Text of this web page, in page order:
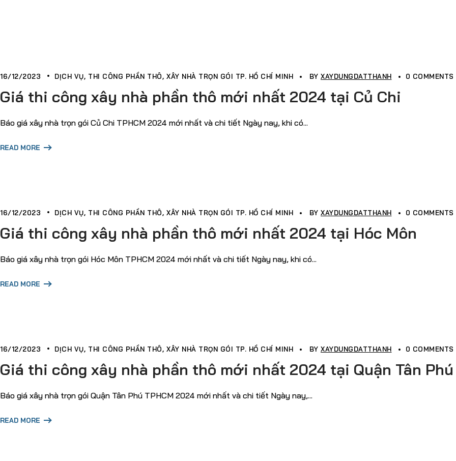
16/12/2023 DỊCH VỤ THI CÔNG PHẦN THÔ XÂY NHÀ TRỌN GÓI TP. HỒ CHÍ MINH BY XAYDUNGDATTHANH 0 COMMENTS
Giá thi công xây nhà phần thô mới nhất 2024 tại Củ Chi
Báo giá xây nhà trọn gói Củ Chi TPHCM 2024 mới nhất và chi tiết Ngày nay, khi có...
READ MORE
16/12/2023 DỊCH VỤ THI CÔNG PHẦN THÔ XÂY NHÀ TRỌN GÓI TP. HỒ CHÍ MINH BY XAYDUNGDATTHANH 0 COMMENTS
Giá thi công xây nhà phần thô mới nhất 2024 tại Hóc Môn
Báo giá xây nhà trọn gói Hóc Môn TPHCM 2024 mới nhất và chi tiết Ngày nay, khi có...
READ MORE
16/12/2023 DỊCH VỤ THI CÔNG PHẦN THÔ XÂY NHÀ TRỌN GÓI TP. HỒ CHÍ MINH BY XAYDUNGDATTHANH 0 COMMENTS
Giá thi công xây nhà phần thô mới nhất 2024 tại Quận Tân Phú
Báo giá xây nhà trọn gói Quận Tân Phú TPHCM 2024 mới nhất và chi tiết Ngày nay,...
READ MORE